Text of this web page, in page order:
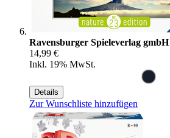
Ravensburger Spieleverlag gmbH
14,99 €
Inkl. 19% MwSt.
Details
Zur Wunschliste hinzufügen